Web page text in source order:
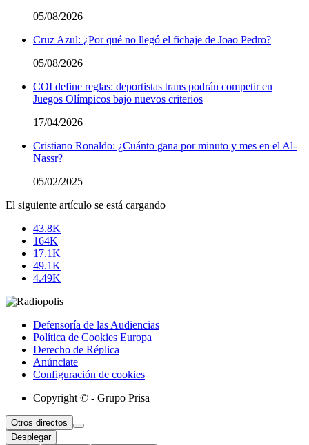
05/08/2026
Cruz Azul: ¿Por qué no llegó el fichaje de Joao Pedro?
05/08/2026
COI define reglas: deportistas trans podrán competir en
Juegos Olímpicos bajo nuevos criterios
17/04/2026
Cristiano Ronaldo: ¿Cuánto gana por minuto y mes en el Al-
Nassr?
05/02/2025
El siguiente artículo se está cargando
43.8K
164K
17.1K
49.1K
4.49K
Defensoría de las Audiencias
Política de Cookies Europa
Derecho de Réplica
Anúnciate
Configuración de cookies
Copyright © - Grupo Prisa
Otros directos
Desplegar